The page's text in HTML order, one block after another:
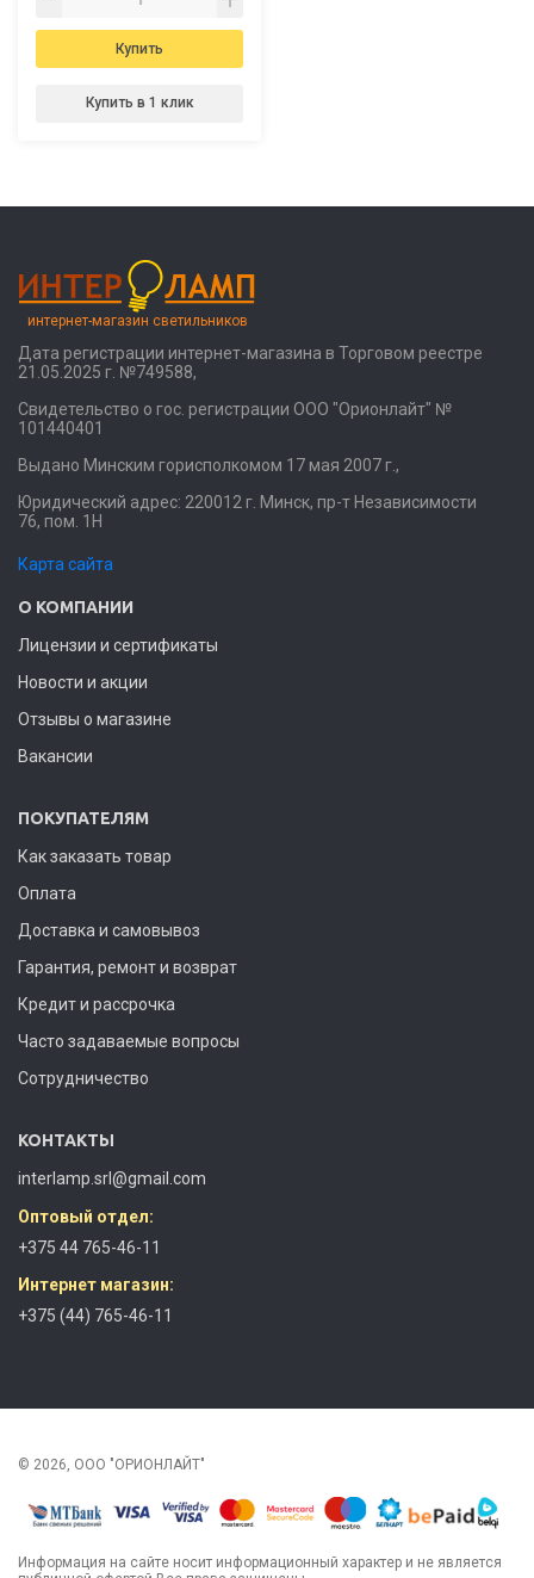
Купить
Купить в 1 клик
интернет-магазин светильников
Дата регистрации интернет-магазина в Торговом реестре
21.05.2025 г. №749588,
Свидетельство о гос. регистрации ООО "Орионлайт" №
101440401
Выдано Минским горисполкомом 17 мая 2007 г.,
Юридический адрес: 220012 г. Минск, пр-т Независимости
76, пом. 1Н
Карта сайта
О КОМПАНИИ
Лицензии и сертификаты
Новости и акции
Отзывы о магазине
Вакансии
ПОКУПАТЕЛЯМ
Как заказать товар
Оплата
Доставка и самовывоз
Гарантия, ремонт и возврат
Кредит и рассрочка
Часто задаваемые вопросы
Сотрудничество
КОНТАКТЫ
interlamp.srl@gmail.com
Оптовый отдел:
+375 44 765-46-11
Интернет магазин:
+375 (44) 765-46-11
© 2026, ООО "ОРИОНЛАЙТ"
Информация на сайте носит информационный характер и не является